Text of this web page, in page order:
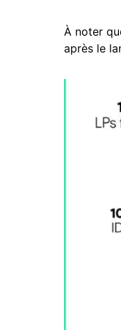
À noter
après le